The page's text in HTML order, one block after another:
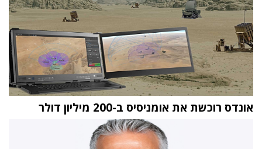
אונדס רוכשת את אומניסיס ב-200 מיליון דולר